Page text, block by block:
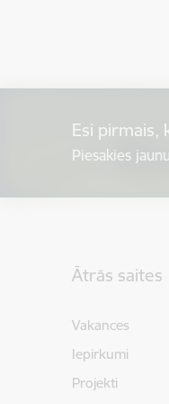
Esi pirmais,
Piesakies
Ātrās saites
Vakances
Iepirkumi
Projekti